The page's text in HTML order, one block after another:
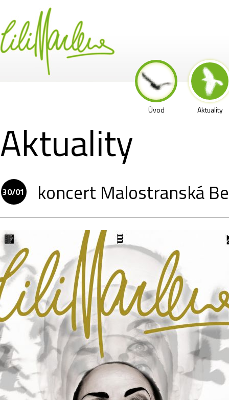
Úvod Aktuality
Aktuality
30/01 koncert Malostranská